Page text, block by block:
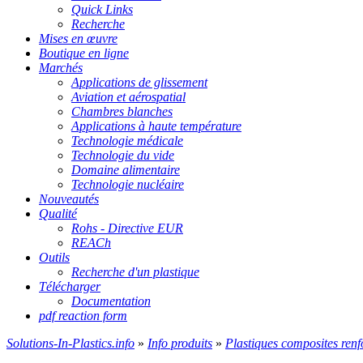
Quick Links
Recherche
Mises en œuvre
Boutique en ligne
Marchés
Applications de glissement
Aviation et aérospatial
Chambres blanches
Applications à haute température
Technologie médicale
Technologie du vide
Domaine alimentaire
Technologie nucléaire
Nouveautés
Qualité
Rohs - Directive EUR
REACh
Outils
Recherche d'un plastique
Télécharger
Documentation
pdf reaction form
Solutions-In-Plastics.info » Info produits » Plastiques composites